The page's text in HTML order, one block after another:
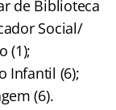
de Biblioteca
Social/
(1);
Infantil (6);
(6).